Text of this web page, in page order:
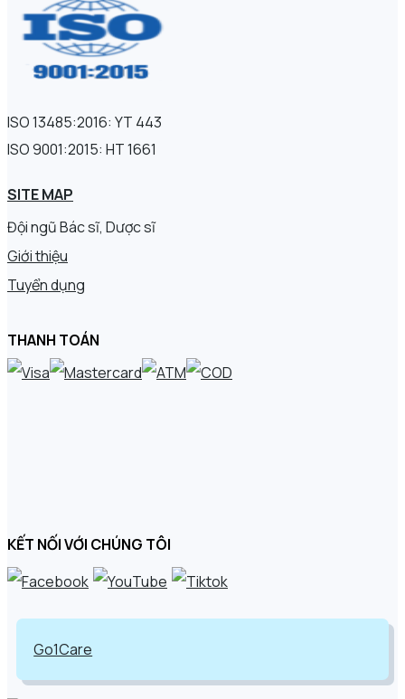
ISO 13485:2016: YT 443
ISO 9001:2015: HT 1661
SITE MAP
Đội ngũ Bác sĩ, Dược sĩ
Giới thiệu
Tuyển dụng
THANH TOÁN
KẾT NỐI VỚI CHÚNG TÔI
Go1Care